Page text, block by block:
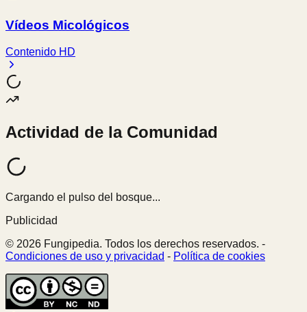
Vídeos Micológicos
Contenido HD
Actividad de la Comunidad
Cargando el pulso del bosque...
Publicidad
© 2026 Fungipedia. Todos los derechos reservados. -
Condiciones de uso y privacidad - Política de cookies